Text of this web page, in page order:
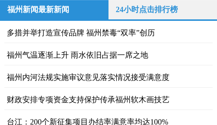
福州新闻最新新闻 24小时点击排行榜
多措并举打造宣传品牌 福州禁毒“双率”创历
福州气温逐渐上升 雨水依旧占据一席之地
福州内河法规实施审议意见落实情况接受满意度
财政安排专项资金支持保护传承福州软木画技艺
台江：200个新征集项目办结率满意率均达100%